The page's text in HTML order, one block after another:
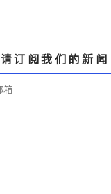
请订阅我们的新闻